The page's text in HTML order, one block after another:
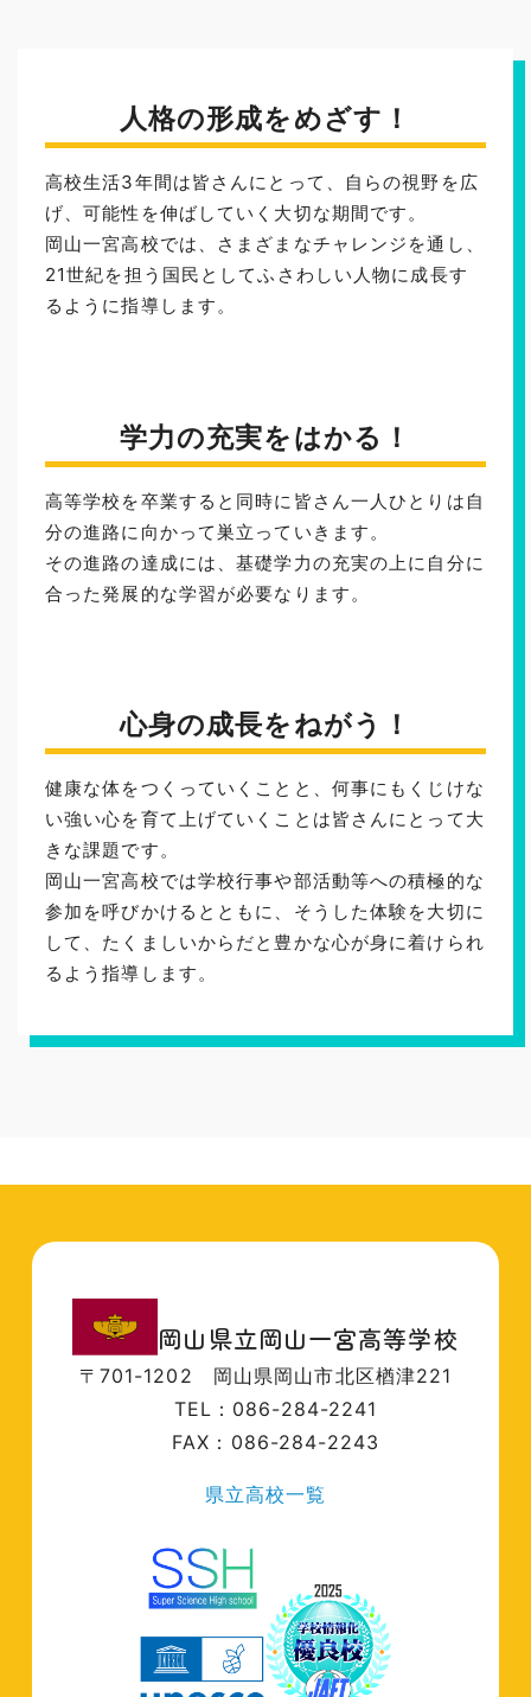
人格の形成をめざす！
高校生活3年間は皆さんにとって、自らの視野を広
げ、可能性を伸ばしていく大切な期間です。
岡山一宮高校では、さまざまなチャレンジを通し、
21世紀を担う国民としてふさわしい人物に成長す
るように指導します。
学力の充実をはかる！
高等学校を卒業すると同時に皆さん一人ひとりは自
分の進路に向かって巣立っていきます。
その進路の達成には、基礎学力の充実の上に自分に
合った発展的な学習が必要なります。
心身の成長をねがう！
健康な体をつくっていくことと、何事にもくじけな
い強い心を育て上げていくことは皆さんにとって大
きな課題です。
岡山一宮高校では学校行事や部活動等への積極的な
参加を呼びかけるとともに、そうした体験を大切に
して、たくましいからだと豊かな心が身に着けられ
るよう指導します。
岡山県立岡山一宮高等学校
〒701-1202 岡山県岡山市北区楢津221
TEL：086-284-2241
FAX：086-284-2243
県立高校一覧